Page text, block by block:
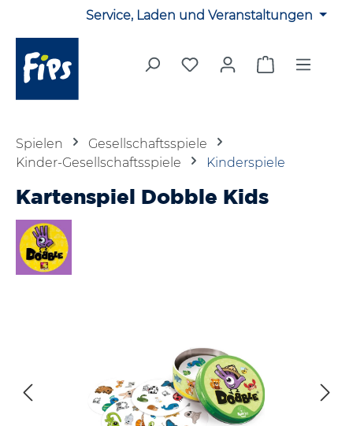
Zum Hauptinhalt springenService, Laden und Veranstaltungen
Du hast 0 Produkte auf
Warenkorb
Spielen
Gesellschaftsspiele
Kinder-Gesellschaftsspiele
Kinderspiele
Kartenspiel Dobble Kids